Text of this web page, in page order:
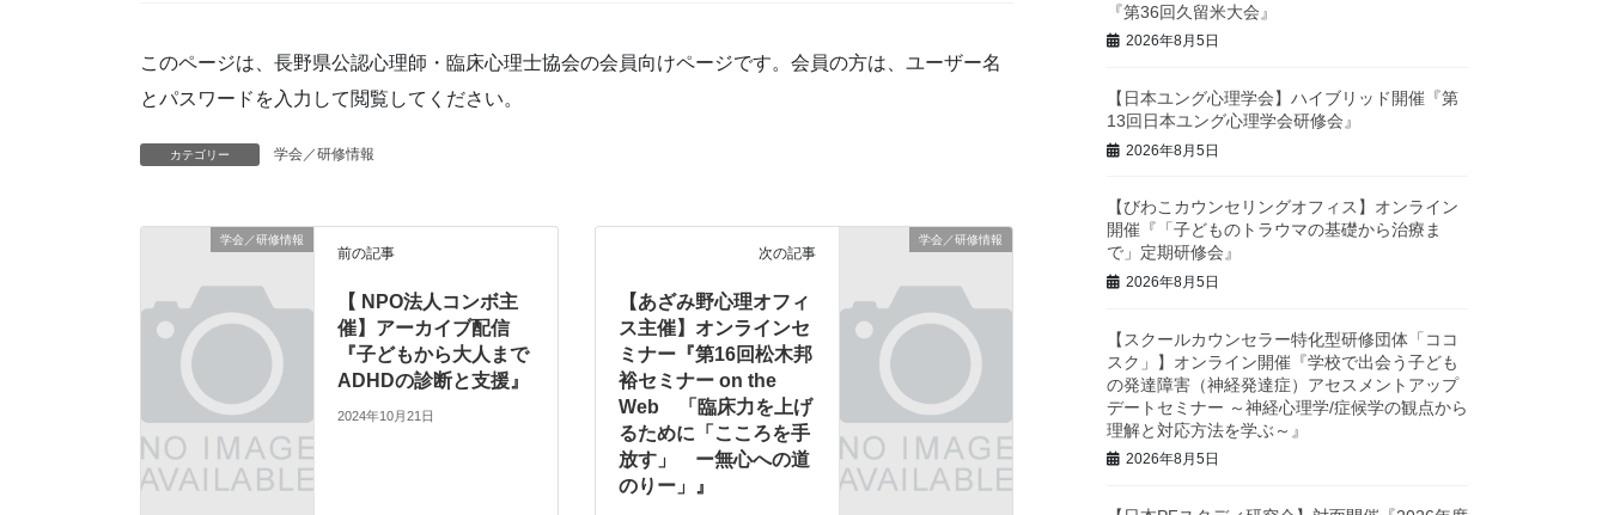
このページは、長野県公認心理師・臨床心理士協会の会員向けページです。会員の方は、ユーザー名
とパスワードを入力して閲覧してください。
カテゴリー 学会／研修情報
学会／研修情報
前の記事
【 NPO法人コンボ主
催】アーカイブ配信
『子どもから大人まで
ADHDの診断と支援』
2024年10月21日
学会／研修情報
次の記事
【あざみ野心理オフィ
ス主催】オンラインセ
ミナー『第16回松木邦
裕セミナー on the
Web 「臨床力を上げ
るために「こころを手
放す」 ー無心への道
のりー」』
『第36回久留米大会』
2026年8月5日
【日本ユング心理学会】ハイブリッド開催『第
13回日本ユング心理学会研修会』
2026年8月5日
【びわこカウンセリングオフィス】オンライン
開催『「子どものトラウマの基礎から治療ま
で」定期研修会』
2026年8月5日
【スクールカウンセラー特化型研修団体「ココ
スク」】オンライン開催『学校で出会う子ども
の発達障害（神経発達症）アセスメントアップ
デートセミナー ～神経心理学/症候学の観点から
理解と対応方法を学ぶ～』
2026年8月5日